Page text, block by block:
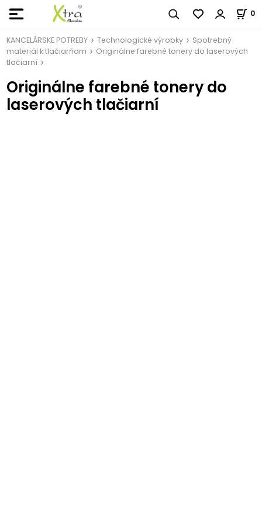
0
KANCELÁRSKE POTREBY Technologické výrobky
Spotrebný
materiál k tlačiarňam
Originálne farebné tonery do laserových
tlačiarní
Originálne farebné tonery do
laserových tlačiarní